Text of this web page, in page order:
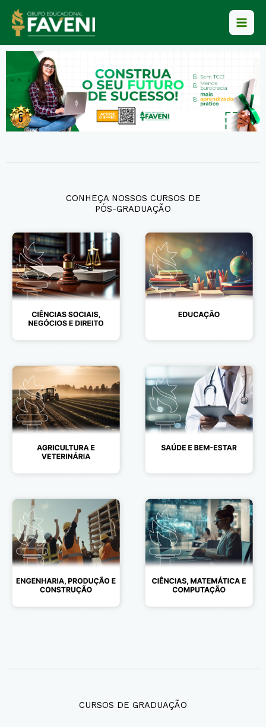
para
conteúdo
CONHEÇA NOSSOS CURSOS DE
PÓS-GRADUAÇÃO
CURSOS DE GRADUAÇÃO